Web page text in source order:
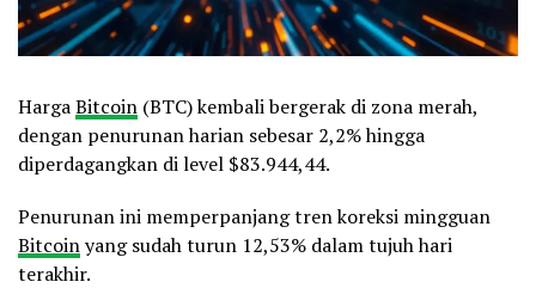
HargaBitcoin (BTC) kembali bergerak di zona merah,
dengan penurunan harian sebesar 2,2% hingga
diperdagangkan di level $83.944,44.
Penurunan ini memperpanjang tren koreksi mingguan
Bitcoinyang sudah turun 12,53% dalam tujuh hari
terakhir.